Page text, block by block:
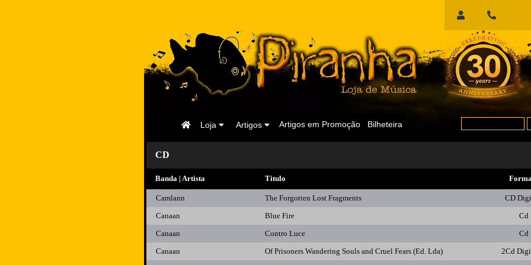
Início
Sessão
Bilheteira
Artigos em Promoção
Artigos
Loja
Página
CD
Banda | Artista Titulo
Camlann The Forgotten Lost Fragments CD
Canaan
Blue Fire Cd
Canaan
Contro Luce Cd
Canaan
Of Prisoners Wandering Souls and Cruel Fears (Ed. Lda) 2Cd